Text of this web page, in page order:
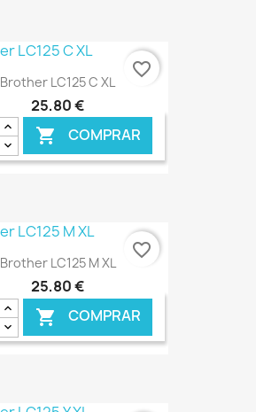
€ ONLINE
Brother LC125 C XL
25,80 €
 COMPRAR
€ ONLINE
favorite_border
Brother LC125 M XL
25,80 €
 COMPRAR
favorite_border